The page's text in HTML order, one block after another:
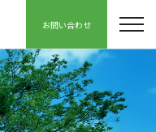
お問い合わせ